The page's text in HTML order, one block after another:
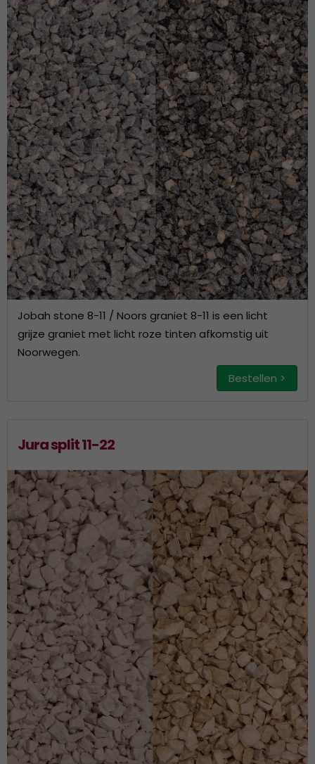
Jobah stone 8-11 / Noors graniet 8-11 is een licht
grijze graniet met licht roze tinten afkomstig uit
Noorwegen.
Bestellen >
Jura split 11-22